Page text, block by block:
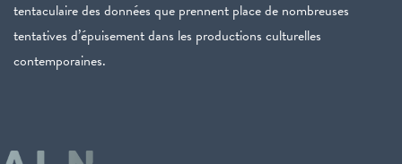
tentaculaire des données que prennent place de nombreuses
tentatives d’épuisement dans les productions culturelles
contemporaines.